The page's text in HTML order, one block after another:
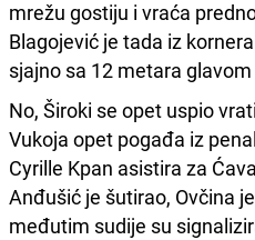
mrežu gostiju i vraća
Blagojević je tada iz
sjajno sa 12 metara
No, Široki se opet uspio
Vukoja opet pogađa iz
Cyrille Kpan asistira za
Anđušić je šutirao, Ovčina
međutim sudije su